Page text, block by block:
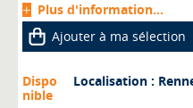
Plus d'information...
Ajouter à ma sélection
Dispo
nible
Localisation :